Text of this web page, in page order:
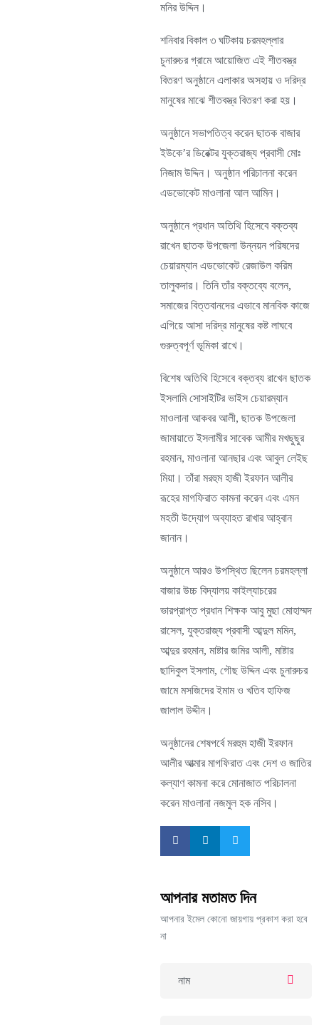
মনির উদ্দিন।
শনিবার বিকাল ৩ ঘটিকায় চরমহল্লার
চুনারুচর গ্রামে আয়োজিত এই শীতবস্ত্র
বিতরণ অনুষ্ঠানে এলাকার অসহায় ও দরিদ্র
মানুষের মাঝে শীতবস্ত্র বিতরণ করা হয়।
অনুষ্ঠানে সভাপতিত্ব করেন ছাতক বাজার
ইউকে’র ডিরেক্টর যুক্তরাজ্য প্রবাসী মোঃ
নিজাম উদ্দিন। অনুষ্ঠান পরিচালনা করেন
এডভোকেট মাওলানা আল আমিন।
অনুষ্ঠানে প্রধান অতিথি হিসেবে বক্তব্য
রাখেন ছাতক উপজেলা উন্নয়ন পরিষদের
চেয়ারম্যান এডভোকেট রেজাউল করিম
তালুকদার। তিনি তাঁর বক্তব্যে বলেন,
সমাজের বিত্তবানদের এভাবে মানবিক কাজে
এগিয়ে আসা দরিদ্র মানুষের কষ্ট লাঘবে
গুরুত্বপূর্ণ ভূমিকা রাখে।
বিশেষ অতিথি হিসেবে বক্তব্য রাখেন ছাতক
ইসলামি সোসাইটির ভাইস চেয়ারম্যান
মাওলানা আকবর আলী, ছাতক উপজেলা
জামায়াতে ইসলামীর সাবেক আমীর মখছুছুর
রহমান, মাওলানা আনছার এবং আবুল লেইছ
মিয়া। তাঁরা মরহুম হাজী ইরফান আলীর
রূহের মাগফিরাত কামনা করেন এবং এমন
মহতী উদ্যোগ অব্যাহত রাখার আহ্বান
জানান।
অনুষ্ঠানে আরও উপস্থিত ছিলেন চরমহল্লা
বাজার উচ্চ বিদ্যালয় কাইল্যাচরের
ভারপ্রাপ্ত প্রধান শিক্ষক আবু মুছা মোহাম্মদ
রাসেল, যুক্তরাজ্য প্রবাসী আব্দুল মমিন,
আব্দুর রহমান, মাষ্টার জমির আলী, মাষ্টার
ছাদিকুল ইসলাম, গৌছ উদ্দিন এবং চুনারুচর
জামে মসজিদের ইমাম ও খতিব হাফিজ
জালাল উদ্দীন।
অনুষ্ঠানের শেষপর্বে মরহুম হাজী ইরফান
আলীর আত্মার মাগফিরাত এবং দেশ ও জাতির
কল্যাণ কামনা করে মোনাজাত পরিচালনা
করেন মাওলানা নজমুল হক নসিব।
আপনার মতামত দিন
আপনার ইমেল কোনো জায়গায় প্রকাশ করা হবে
না